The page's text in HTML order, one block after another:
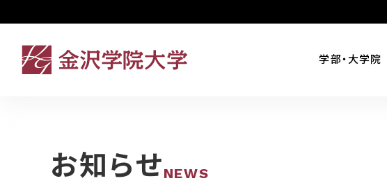
学部・大学院
お知らせNEWS